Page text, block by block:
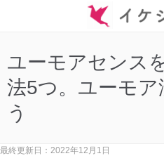
ユーモアセンス
法5つ。ユーモ
う
最終更新日：2022年12月1日